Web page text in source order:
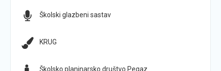
Školski glazbeni sastav
KRUG
Školsko planinarsko društvo Pegaz